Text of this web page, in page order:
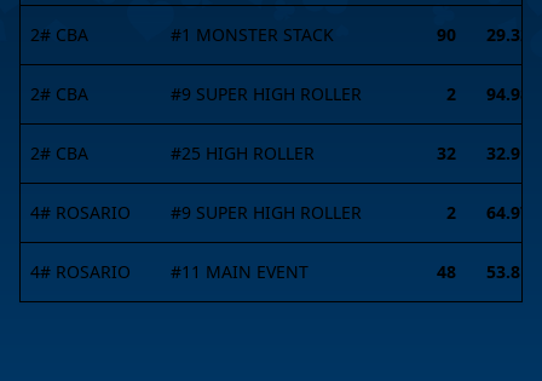
2# CBA #1 MONSTER STACK 90 29.32
2# CBA #9 SUPER HIGH ROLLER 2 94.98
2# CBA #25 HIGH ROLLER 32 32.91
4# ROSARIO #9 SUPER HIGH ROLLER 2 64.97
4# ROSARIO #11 MAIN EVENT 48 53.81